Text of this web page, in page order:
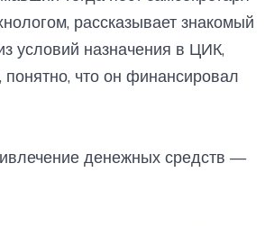
рассказывает знакомый
условий назначения в ЦИК,
что он финансировал
денежных средств —